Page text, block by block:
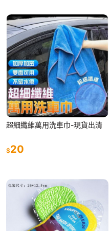
超細纖維萬用洗車巾-現貨出清
$20